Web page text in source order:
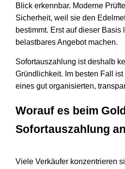
Blick erkennbar. Moderne
Sicherheit, weil sie den
bestimmt. Erst auf dieser Basis
belastbares Angebot machen.
Sofortauszahlung ist deshalb
Gründlichkeit. Im besten Fall
eines gut organisierten,
Worauf es beim
Sofortauszahlung
Viele Verkäufer konzentrieren